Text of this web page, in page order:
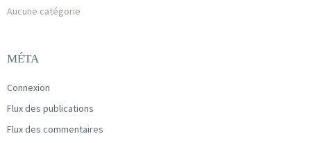
Aucune catégorie
MÉTA
Connexion
Flux des publications
Flux des commentaires